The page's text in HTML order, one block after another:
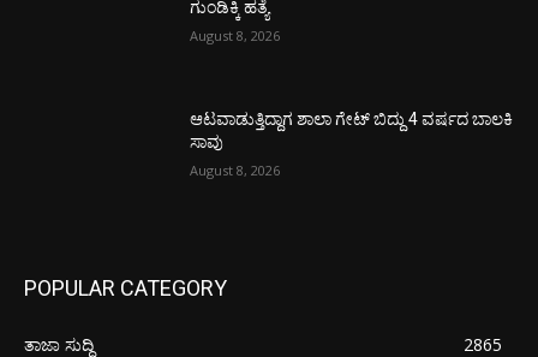
ಗುಂಡಿಕ್ಕಿ ಹತ್ಯೆ
August 8, 2026
ಆಟವಾಡುತ್ತಿದ್ದಾಗ ಶಾಲಾ ಗೇಟ್‌ ಬಿದ್ದು 4 ವರ್ಷದ ಬಾಲಕಿ
ಸಾವು
August 8, 2026
POPULAR CATEGORY
ತಾಜಾ ಸುದ್ದಿ
2865